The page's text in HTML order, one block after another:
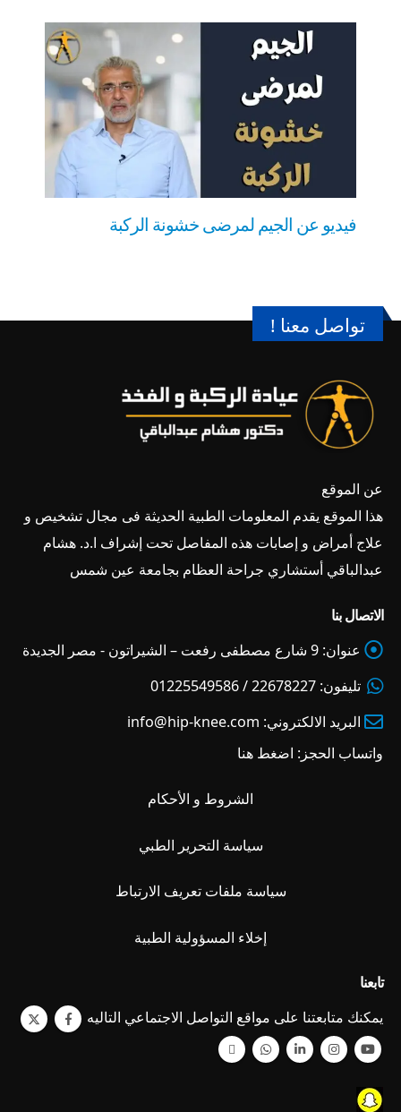
فيديو عن الجيم لمرضى خشونة الركبة
تواصل معنا !
عن الموقع
هذا الموقع يقدم المعلومات الطبية الحديثة فى مجال تشخيص و
علاج أمراض و إصابات هذه المفاصل تحت إشراف ا.د. هشام
عبدالباقي أستشاري جراحة العظام بجامعة عين شمس
الاتصال بنا
عنوان: 9 شارع مصطفى رفعت – الشيراتون - مصر الجديدة
تليفون: 22678227 / 01225549586
البريد الالكتروني: info@hip-knee.com
واتساب الحجز: اضغط هنا
الشروط و الأحكام
سياسة التحرير الطبي
سياسة ملفات تعريف الارتباط
إخلاء المسؤولية الطبية
تابعنا
يمكنك متابعتنا على مواقع التواصل الاجتماعي التاليه